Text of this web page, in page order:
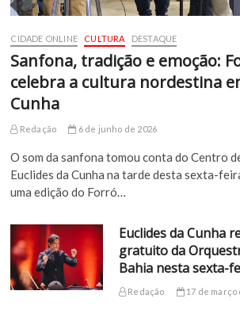
CIDADE ONLINE CULTURA DESTAQUE
Sanfona, tradição e emoção:
celebra a cultura nordestina
Cunha
Redação 6 de junho de 2026
O som da sanfona tomou conta do Centro
Euclides da Cunha na tarde desta sexta-
uma edição do Forró…
Euclides da Cunha
gratuito da
Bahia nesta sexta-
Redação 17 de março